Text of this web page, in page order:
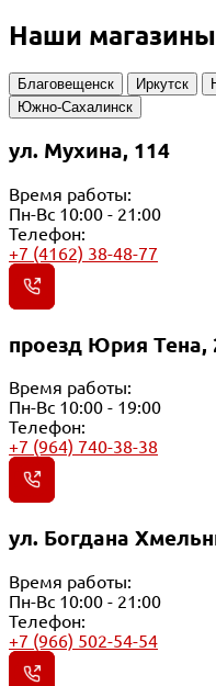
Наши магазины
Благовещенск Иркутск
Южно-Сахалинск
ул. Мухина, 114
Время работы:
Пн-Вс 10:00 - 21:00
Телефон:
+7 (4162) 38-48-77
проезд Юрия Тена,
Время работы:
Пн-Вс 10:00 - 19:00
Телефон:
+7 (964) 740-38-38
ул. Богдана
Время работы:
Пн-Вс 10:00 - 21:00
Телефон:
+7 (966) 502-54-54